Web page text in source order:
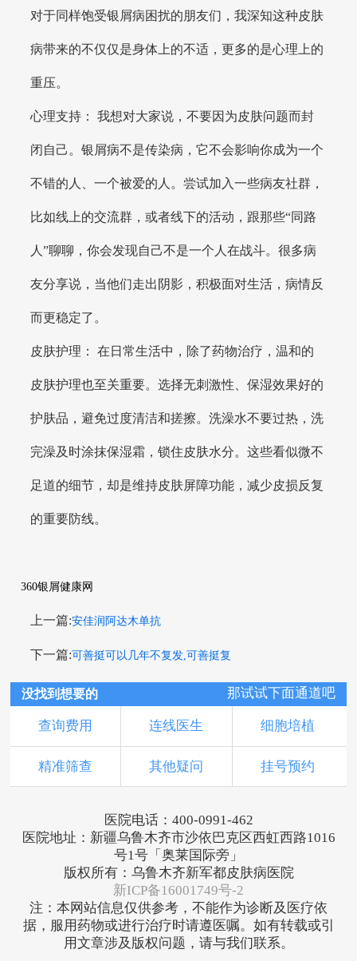
对于同样饱受银屑病困扰的朋友们，我深知这种皮肤
病带来的不仅仅是身体上的不适，更多的是心理上的
重压。
心理支持： 我想对大家说，不要因为皮肤问题而封
闭自己。银屑病不是传染病，它不会影响你成为一个
不错的人、一个被爱的人。尝试加入一些病友社群，
比如线上的交流群，或者线下的活动，跟那些“同路
人”聊聊，你会发现自己不是一个人在战斗。很多病
友分享说，当他们走出阴影，积极面对生活，病情反
而更稳定了。
皮肤护理： 在日常生活中，除了药物治疗，温和的
皮肤护理也至关重要。选择无刺激性、保湿效果好的
护肤品，避免过度清洁和搓擦。洗澡水不要过热，洗
完澡及时涂抹保湿霜，锁住皮肤水分。这些看似微不
足道的细节，却是维持皮肤屏障功能，减少皮损反复
的重要防线。
360银屑健康网
上一篇:安佳润阿达木单抗
下一篇:可善挺可以几年不复发,可善挺复
没找到想要的 那试试下面通道吧
查询费用 连线医生 细胞培植
精准筛查 其他疑问 挂号预约
医院电话：400-0991-462
医院地址：新疆乌鲁木齐市沙依巴克区西虹西路1016
号1号「奥莱国际旁」
版权所有：乌鲁木齐新军都皮肤病医院
新ICP备16001749号-2
注：本网站信息仅供参考，不能作为诊断及医疗依
据，服用药物或进行治疗时请遵医嘱。如有转载或引
用文章涉及版权问题，请与我们联系。